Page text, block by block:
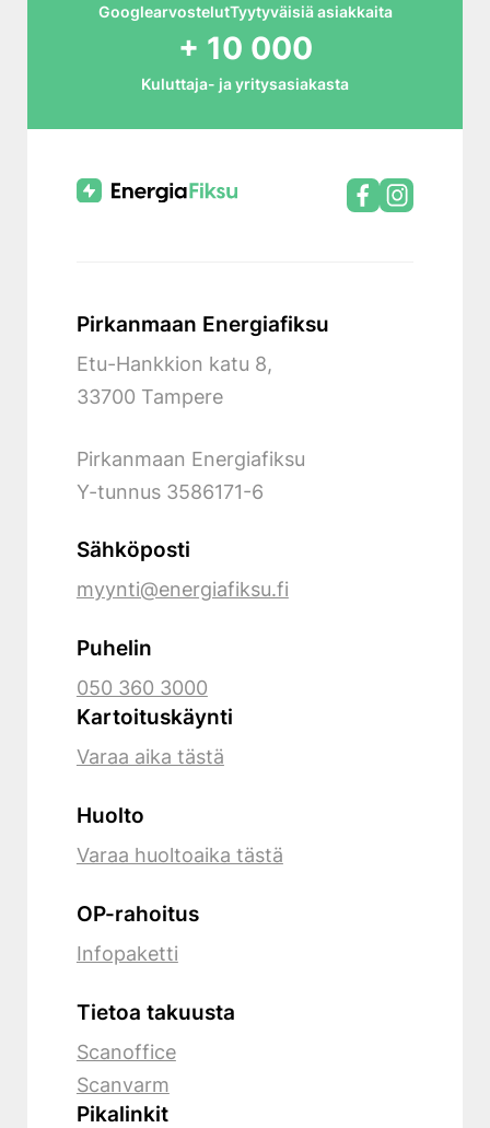
GooglearvostelutTyytyväisiä asiakkaita
+ 10 000
Kuluttaja- ja yritysasiakasta
Pirkanmaan Energiafiksu
Etu-Hankkion katu 8,
33700 Tampere
Pirkanmaan Energiafiksu
Y-tunnus 3586171-6
Sähköposti
myynti@energiafiksu.fi
Puhelin
050 360 3000
Kartoituskäynti
Varaa aika tästä
Huolto
Varaa huoltoaika tästä
OP-rahoitus
Infopaketti
Tietoa takuusta
Scanoffice
Scanvarm
Pikalinkit